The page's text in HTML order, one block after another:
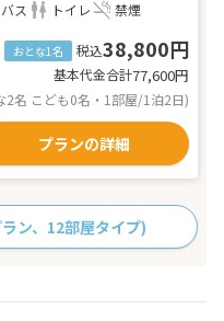
バス トイレ 禁煙
おとな1名 税込38,800円
基本代金合計77,600円
2名 こども0名・1部屋/1泊2日)
プランの詳細
ン、12部屋タイプ)